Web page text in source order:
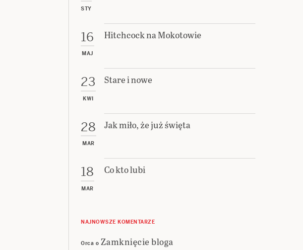
STY
16
MAJ
Hitchcock na Mokotowie
23
KWI
Stare i nowe
28
MAR
Jak miło, że już święta
18
MAR
Co kto lubi
NAJNOWSZE KOMENTARZE
Orca o Zamknięcie bloga